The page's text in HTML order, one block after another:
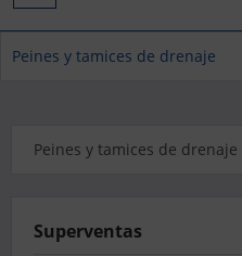
Peines y tamices de drenaje
Peines y tamices de drenaje
Superventas